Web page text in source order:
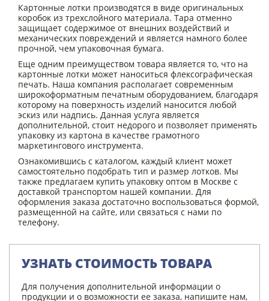
Картонные лотки производятся в виде оригинальных
коробок из трехслойного материала. Тара отменно
защищает содержимое от внешних воздействий и
механических повреждений и является намного более
прочной, чем упаковочная бумага.
Еще одним преимуществом товара является то, что на
картонные лотки может наноситься флексографическая
печать. Наша компания располагает современным
широкоформатным печатным оборудованием, благодаря
которому на поверхность изделий наносится любой
эскиз или надпись. Данная услуга является
дополнительной, стоит недорого и позволяет применять
упаковку из картона в качестве грамотного
маркетингового инструмента.
Ознакомившись с каталогом, каждый клиент может
самостоятельно подобрать тип и размер лотков. Мы
также предлагаем купить упаковку оптом в Москве с
доставкой транспортом нашей компании. Для
оформления заказа достаточно воспользоваться формой,
размещенной на сайте, или связаться с нами по
телефону.
УЗНАТЬ СТОИМОСТЬ ТОВАРА
Для получения дополнительной информации о
продукции и о возможности ее заказа, напишите нам,